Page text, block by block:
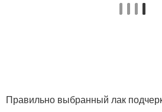
Правильно выбранный лак